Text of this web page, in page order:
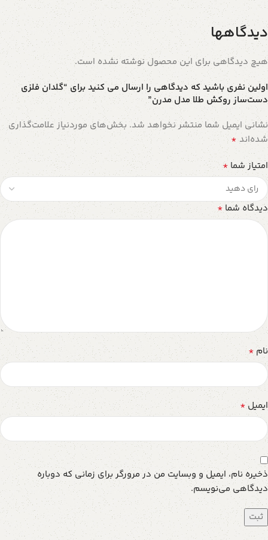
دیدگاهها
هیچ دیدگاهی برای این محصول نوشته نشده است.
اولین نفری باشید که دیدگاهی را ارسال می کنید برای “گلدان فلزی
دست‌ساز روکش طلا مدل مدرن”
نشانی ایمیل شما منتشر نخواهد شد. بخش‌های موردنیاز علامت‌گذاری
شده‌اند*
امتیاز شما *
دیدگاه شما *
نام*
ایمیل*
ذخیره نام، ایمیل و وبسایت من در مرورگر برای زمانی که دوباره
دیدگاهی می‌نویسم.